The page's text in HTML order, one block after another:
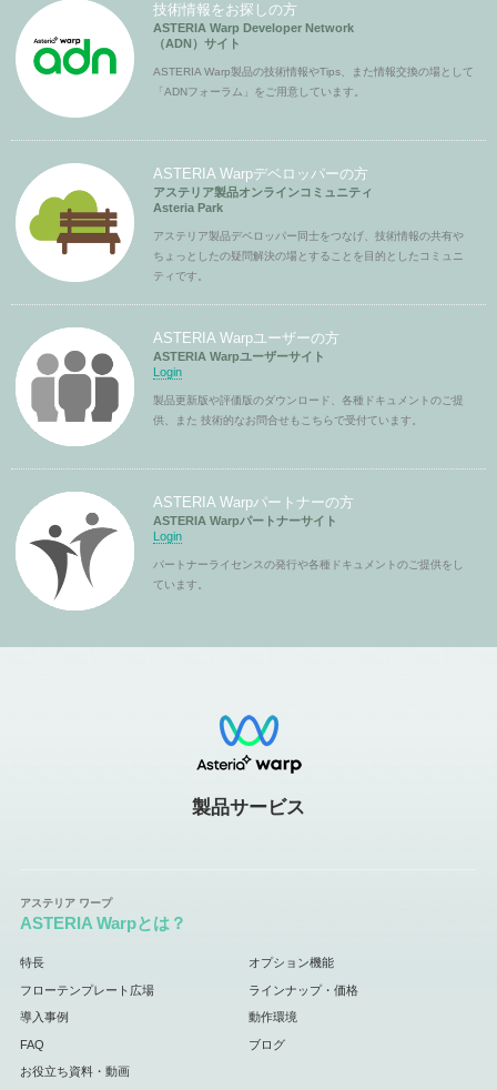
技術情報をお探しの方
ASTERIA Warp Developer Network
（ADN）サイト
ASTERIA Warp製品の技術情報やTips、また情報交換の場として
「ADNフォーラム」をご用意しています。
ASTERIA Warpデベロッパーの方
アステリア製品オンラインコミュニティ
Asteria Park
アステリア製品デベロッパー同士をつなげ、技術情報の共有や
ちょっとしたの疑問解決の場とすることを目的としたコミュニ
ティです。
ASTERIA Warpユーザーの方
ASTERIA Warpユーザーサイト
Login
製品更新版や評価版のダウンロード、各種ドキュメントのご提
供、また 技術的なお問合せもこちらで受付ています。
ASTERIA Warpパートナーの方
ASTERIA Warpパートナーサイト
Login
パートナーライセンスの発行や各種ドキュメントのご提供をし
ています。
製品サービス
ASTERIA Warpとは？
特長 オプション機能
フローテンプレート広場 ラインナップ・価格
導入事例 動作環境
FAQ ブログ
お役立ち資料・動画